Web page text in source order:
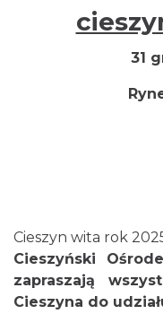
0.00 km
31
Cieszyn wita rok
Cieszyński
zapraszają
Cieszyna do